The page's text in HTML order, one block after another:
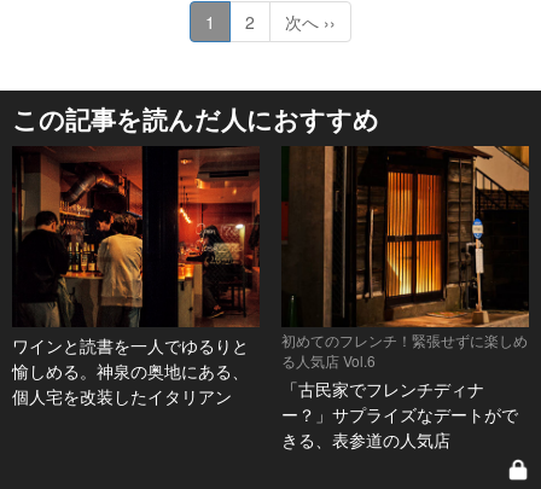
1 2 次へ ››
この記事を読んだ人におすすめ
ワインと読書を一人でゆるりと
愉しめる。神泉の奥地にある、
個人宅を改装したイタリアン
初めてのフレンチ！緊張せずに楽しめ
る人気店 Vol.6
「古民家でフレンチディナ
ー？」サプライズなデートがで
きる、表参道の人気店